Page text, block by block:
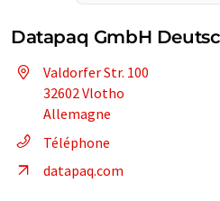
Datapaq GmbH
Valdorfer Str. 100
32602 Vlotho
Allemagne
Téléphone
datapaq.com